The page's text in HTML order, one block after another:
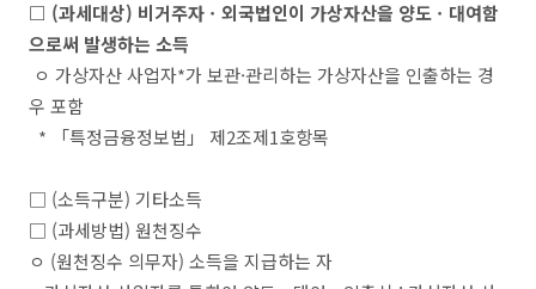
□ (과세대상) 비거주자 ㆍ 외국법인이 가상자산을 양도 ㆍ 대여함
으로써 발생하는 소득
ㅇ 가상자산 사업자*가 보관·관리하는 가상자산을 인출하는 경
우 포함
*
「특정금융정보법 」 제2조제1호항목
□ (소득구분) 기타소득
□ (과세방법) 원천징수
ㅇ (원천징수 의무자) 소득을 지급하는 자